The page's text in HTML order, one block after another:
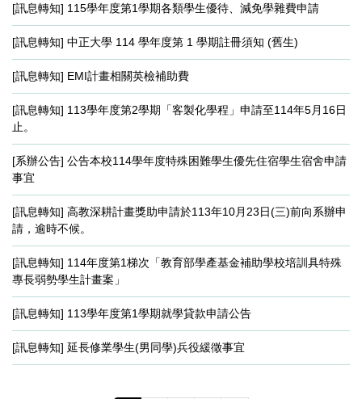
[訊息轉知] 115學年度第1學期各類學生優待、減免學雜費申請
[訊息轉知] 中正大學 114 學年度第 1 學期註冊須知 (舊生)
[訊息轉知] EMI計畫相關英檢補助費
[訊息轉知] 113學年度第2學期「客製化學程」申請至114年5月16日
止。
[系辦公告] 公告本校114學年度特殊困難學生優先住宿學生宿舍申請
事宜
[訊息轉知] 高教深耕計畫獎助申請於113年10月23日(三)前向系辦申
請，逾時不候。
[訊息轉知] 114年度第1梯次「教育部學產基金補助學校培訓具特殊
專長弱勢學生計畫案」
[訊息轉知] 113學年度第1學期就學貸款申請公告
[訊息轉知] 延長修業學生(男同學)兵役緩徵事宜